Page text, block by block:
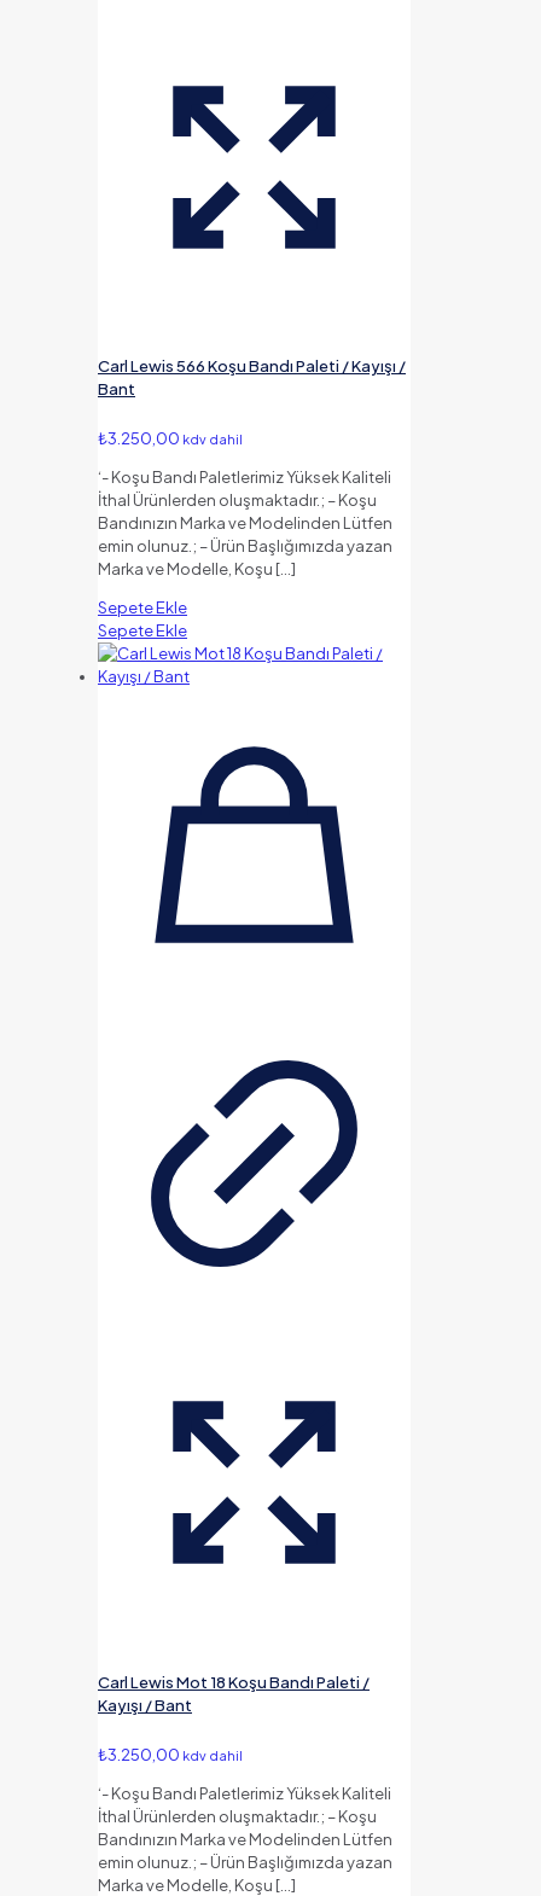
Carl Lewis 566 Koşu Bandı Paleti / Kayışı /
Bant
₺3.250,00 kdv dahil
‘- Koşu Bandı Paletlerimiz Yüksek Kaliteli
İthal Ürünlerden oluşmaktadır.; – Koşu
Bandınızın Marka ve Modelinden Lütfen
emin olunuz.; – Ürün Başlığımızda yazan
Marka ve Modelle, Koşu […]
Sepete Ekle
Sepete Ekle
Carl Lewis Mot 18 Koşu Bandı Paleti /
Kayışı / Bant
₺3.250,00 kdv dahil
‘- Koşu Bandı Paletlerimiz Yüksek Kaliteli
İthal Ürünlerden oluşmaktadır.; – Koşu
Bandınızın Marka ve Modelinden Lütfen
emin olunuz.; – Ürün Başlığımızda yazan
Marka ve Modelle, Koşu […]